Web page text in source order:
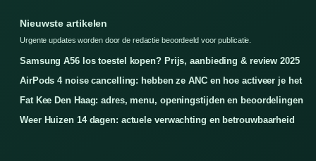
Nieuwste artikelen
Urgente updates worden door de redactie beoordeeld voor publicatie.
Samsung A56 los toestel kopen? Prijs, aanbieding & review 2025
AirPods 4 noise cancelling: hebben ze ANC en hoe activeer je het
Fat Kee Den Haag: adres, menu, openingstijden en beoordelingen
Weer Huizen 14 dagen: actuele verwachting en betrouwbaarheid